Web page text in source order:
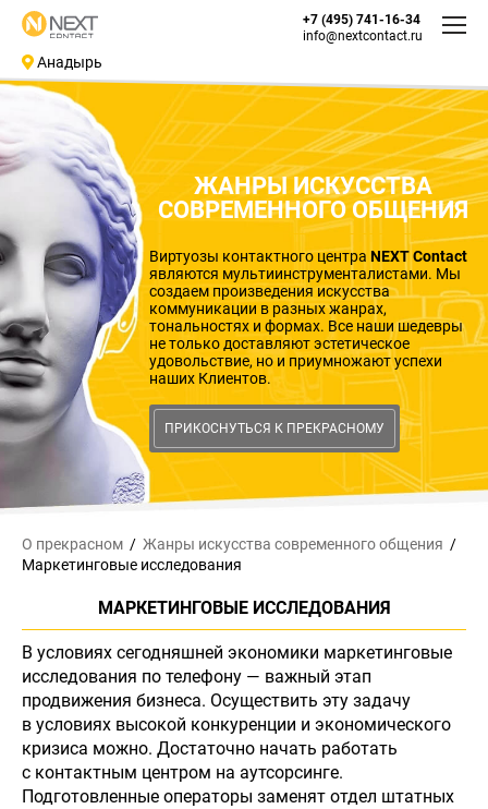
ЖАНРЫ ИСКУССТВА
СОВРЕМЕННОГО ОБЩЕНИЯ
Виртуозы контактного центра NEXT Contact
являются мультиинструменталистами. Мы
создаем произведения искусства
коммуникации в разных жанрах,
тональностях и формах. Все наши шедевры
не только доставляют эстетическое
удовольствие, но и приумножают успехи
наших Клиентов.
ПРИКОСНУТЬСЯ К ПРЕКРАСНОМУ
+7 (495) 741-16-34
info@nextcontact.ru
Анадырь
О прекрасном Жанры искусства современного общения
Маркетинговые исследования
МАРКЕТИНГОВЫЕ ИССЛЕДОВАНИЯ
В условиях сегодняшней экономики маркетинговые
исследования по телефону — важный этап
продвижения бизнеса. Осуществить эту задачу
в условиях высокой конкуренции и экономического
кризиса можно. Достаточно начать работать
с контактным центром на аутсорсинге.
Подготовленные операторы заменят отдел штатных